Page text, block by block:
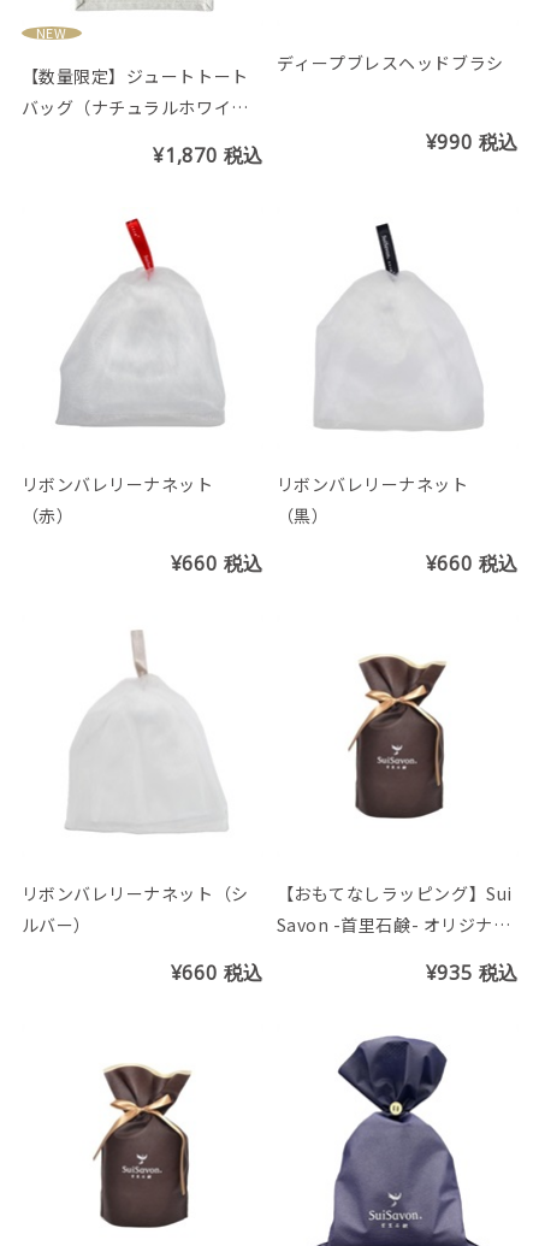
NEW
【数量限定】ジュートトート
バッグ（ナチュラルホワイ
¥1,870 税込
ディープブレスヘッドブラシ
¥990 税込
リボンバレリーナネット
（赤）
¥660 税込
リボンバレリーナネット
（黒）
¥660 税込
リボンバレリーナネット（シ
ルバー）
¥660 税込
【おもてなしラッピング】Sui
Savon -首里石鹸- オリジナル
¥935 税込